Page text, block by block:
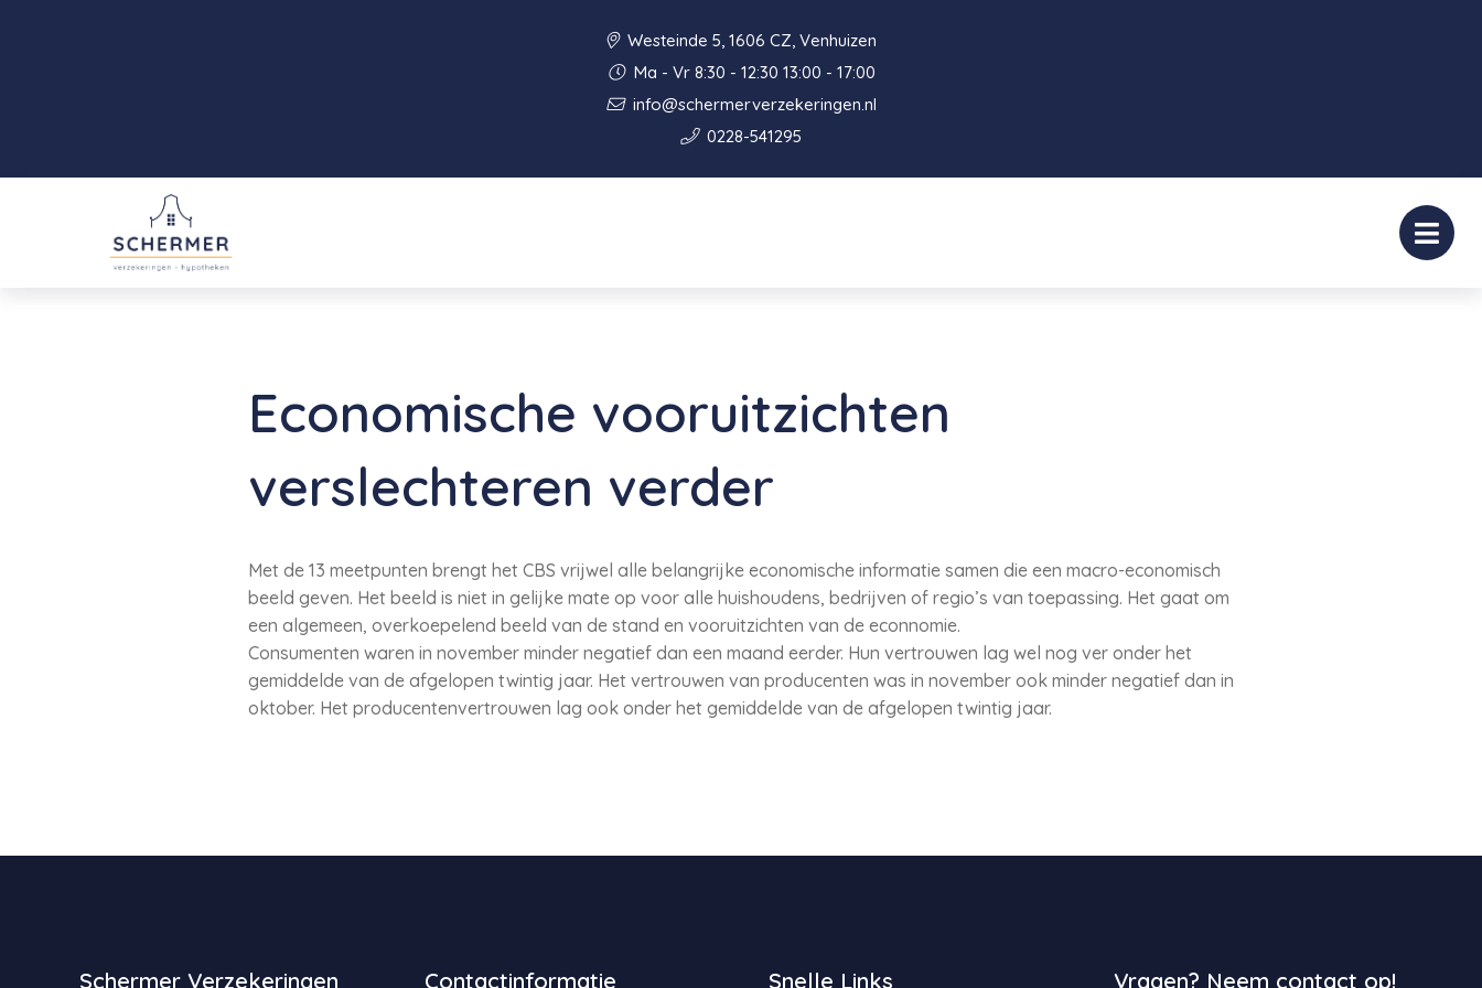
Westeinde 5, 1606 CZ, Venhuizen
Ma - Vr 8:30 - 12:30 13:00 - 17:00
info@schermerverzekeringen.nl
0228-541295
Economische vooruitzichten
verslechteren verder
Met de 13 meetpunten brengt het CBS vrijwel alle belangrijke economische informatie samen die een macro-economisch
beeld geven. Het beeld is niet in gelijke mate op voor alle huishoudens, bedrijven of regio’s van toepassing. Het gaat om
een algemeen, overkoepelend beeld van de stand en vooruitzichten van de econnomie.
Consumenten waren in november minder negatief dan een maand eerder. Hun vertrouwen lag wel nog ver onder het
gemiddelde van de afgelopen twintig jaar. Het vertrouwen van producenten was in november ook minder negatief dan in
oktober. Het producentenvertrouwen lag ook onder het gemiddelde van de afgelopen twintig jaar.
Schermer Verzekeringen Contactinformatie Snelle Links Vragen? Neem contact op!